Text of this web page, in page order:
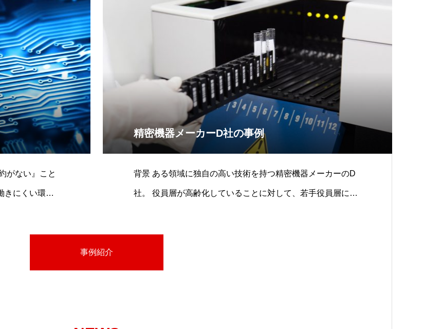
きにくい環境
精密機器メーカーD社の事例
背景 ある領域に独自の高い技術を持つ精密機器メーカーのD
社。 役員層が高齢化していることに対して、若手役員層にマ
入
事例紹介